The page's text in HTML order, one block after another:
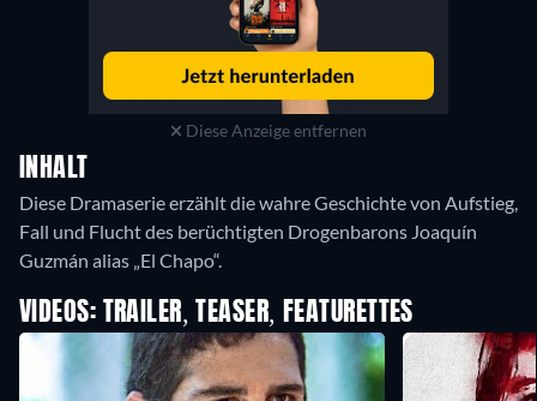
Diese Anzeige entfernen
INHALT
Diese Dramaserie erzählt die wahre Geschichte von Aufstieg,
Fall und Flucht des berüchtigten Drogenbarons Joaquín
Guzmán alias „El Chapo“.
VIDEOS: TRAILER, TEASER, FEATURETTES